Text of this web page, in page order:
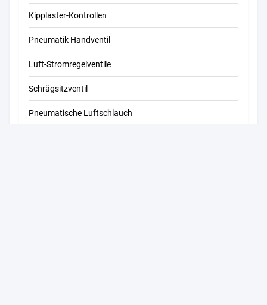
Kipplaster-Kontrollen
Pneumatik Handventil
Luft-Stromregelventile
Schrägsitzventil
Pneumatische Luftschlauch